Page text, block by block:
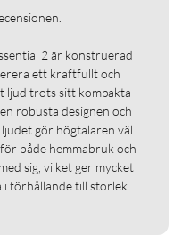
Wh (motsvarar 3,6 V/3
2 är konstruerad
ett kraftfullt och
ljud trots sitt kompakta
robusta designen och
gör högtalaren väl
både hemmabruk och
sig, vilket ger mycket
i förhållande till storlek